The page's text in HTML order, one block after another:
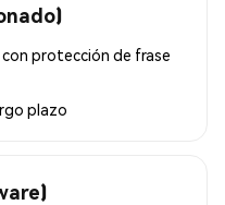
protección de frase
plazo